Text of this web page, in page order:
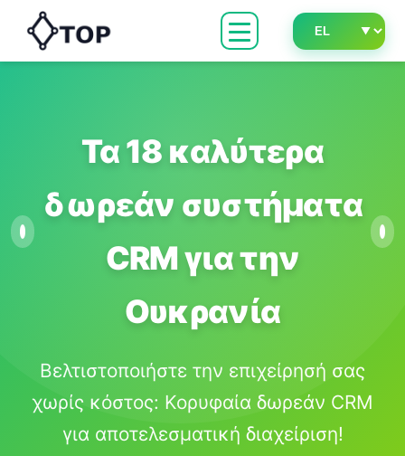
Τα 18 καλύτερα
δωρεάν συστήματα
CRM για την
Ουκρανία
Βελτιστοποιήστε την επιχείρησή σας
χωρίς κόστος: Κορυφαία δωρεάν CRM
για αποτελεσματική διαχείριση!